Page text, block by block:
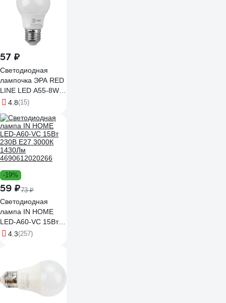
57 ₽
Светодиодная
лампочка ЭРА RED
LINE LED A55-8W-
840-E27 R E27 8Вт
белый свет
Б0052382
4.8(15)
-19%
59 ₽73 ₽
Светодиодная
лампа IN HOME
LED-A60-VC 15Вт
230В Е27 3000К
4.3(257)